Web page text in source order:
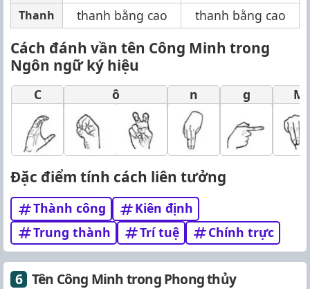
Thanh thanh bằng cao thanh bằng cao
Cách đánh vần tên Công Minh trong
Ngôn ngữ ký hiệu
C ô n g M
Đặc điểm tính cách liên tưởng
Thành công
Kiên định
Trung thành
Trí tuệ Chính trực
Tên Công Minh trong Phong thủy